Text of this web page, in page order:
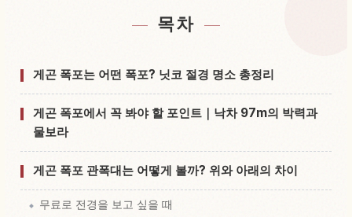
폭포 Kegon 근처 숙소 찾기
폭포 Kegon 체험 찾기↗
목차
게곤 폭포는 어떤 폭포? 닛코 절경 명소 총정리
게곤 폭포에서 꼭 봐야 할 포인트｜낙차 97m의 박력과
물보라
게곤 폭포 관폭대는 어떻게 볼까? 위와 아래의 차이
무료로 전경을 보고 싶을 때